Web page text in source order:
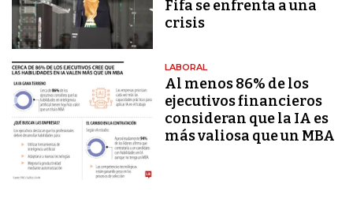
Fifa se enfrenta a una
crisis
LABORAL
Al menos 86% de los
ejecutivos financieros
consideran que la IA es
más valiosa que un MBA